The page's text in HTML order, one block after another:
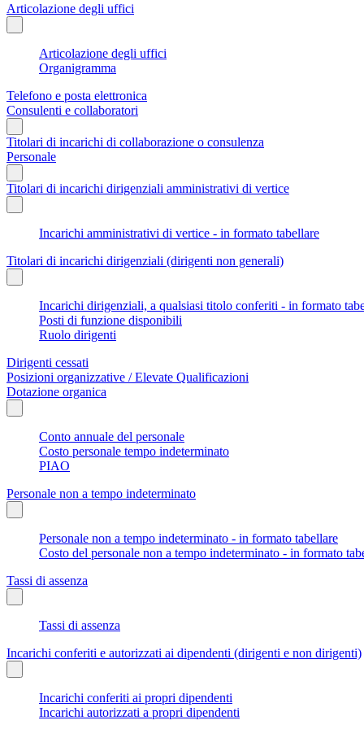
Articolazione degli uffici
Articolazione degli uffici
Organigramma
Telefono e posta elettronica
Consulenti e collaboratori
Titolari di incarichi di collaborazione o consulenza
Personale
Titolari di incarichi dirigenziali amministrativi di vertice
Incarichi amministrativi di vertice - in formato tabellare
Titolari di incarichi dirigenziali (dirigenti non generali)
Incarichi dirigenziali, a qualsiasi titolo conferiti - in formato
Posti di funzione disponibili
Ruolo dirigenti
Dirigenti cessati
Posizioni organizzative / Elevate Qualificazioni
Dotazione organica
Conto annuale del personale
Costo personale tempo indeterminato
PIAO
Personale non a tempo indeterminato
Personale non a tempo indeterminato - in formato tabellare
Costo del personale non a tempo indeterminato - in formato
Tassi di assenza
Tassi di assenza
Incarichi conferiti e autorizzati ai dipendenti (dirigenti e non dirigenti)
Incarichi conferiti ai propri dipendenti
Incarichi autorizzati a propri dipendenti